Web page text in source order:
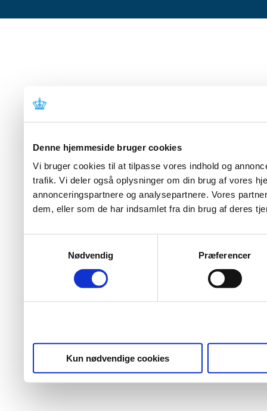
Denne hjemmeside bruger cookies
Vi bruger cookies til at tilpasse vores indhold og
trafik. Vi deler også oplysninger om din brug af vores
annonceringspartnere og analysepartnere. Vores
dem, eller som de har indsamlet fra din brug af deres
Nødvendig
Præferencer
Kun nødvendige cookies